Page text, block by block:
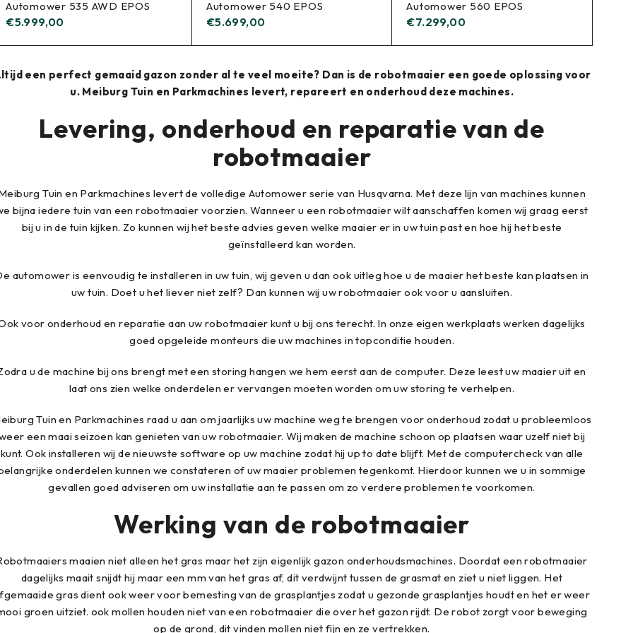
Automower 535 AWD EPOS
€5.999,00
Automower 540 EPOS
€5.699,00
Automower 560 EPOS
€7.299,00
een perfect gemaaid gazon zonder al te veel moeite? Dan is de robotmaaier een goede oplossing voor
u. Meiburg Tuin en Parkmachines levert, repareert en onderhoud deze machines.
Levering, onderhoud en reparatie van de
robotmaaier
Tuin en Parkmachines levert de volledige Automower serie van Husqvarna. Met deze lijn van machines kunnen
bijna iedere tuin van een robotmaaier voorzien. Wanneer u een robotmaaier wilt aanschaffen komen wij graag eerst
bij u in de tuin kijken. Zo kunnen wij het beste advies geven welke maaier er in uw tuin past en hoe hij het beste
geïnstalleerd kan worden.
automower is eenvoudig te installeren in uw tuin, wij geven u dan ook uitleg hoe u de maaier het beste kan plaatsen in
uw tuin. Doet u het liever niet zelf? Dan kunnen wij uw robotmaaier ook voor u aansluiten.
voor onderhoud en reparatie aan uw robotmaaier kunt u bij ons terecht. In onze eigen werkplaats werken dagelijks
goed opgeleide monteurs die uw machines in topconditie houden.
u de machine bij ons brengt met een storing hangen we hem eerst aan de computer. Deze leest uw maaier uit en
laat ons zien welke onderdelen er vervangen moeten worden om uw storing te verhelpen.
Tuin en Parkmachines raad u aan om jaarlijks uw machine weg te brengen voor onderhoud zodat u probleemloos
een maai seizoen kan genieten van uw robotmaaier. Wij maken de machine schoon op plaatsen waar uzelf niet bij
kunt. Ook installeren wij de nieuwste software op uw machine zodat hij up to date blijft. Met de computercheck van alle
onderdelen kunnen we constateren of uw maaier problemen tegenkomt. Hierdoor kunnen we u in sommige
gevallen goed adviseren om uw installatie aan te passen om zo verdere problemen te voorkomen.
Werking van de robotmaaier
maaien niet alleen het gras maar het zijn eigenlijk gazon onderhoudsmachines. Doordat een robotmaaier
dagelijks maait snijdt hij maar een mm van het gras af, dit verdwijnt tussen de grasmat en ziet u niet liggen. Het
gras dient ook weer voor bemesting van de grasplantjes zodat u gezonde grasplantjes houdt en het er weer
groen uitziet. ook mollen houden niet van een robotmaaier die over het gazon rijdt. De robot zorgt voor beweging
op de grond, dit vinden mollen niet fijn en ze vertrekken.